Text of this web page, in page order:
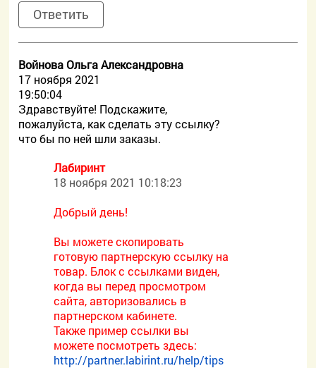
Ответить
Войнова Ольга Александровна
17 ноября 2021
19:50:04
Здравствуйте! Подскажите,
пожалуйста, как сделать эту ссылку?
что бы по ней шли заказы.
Лабиринт
18 ноября 2021 10:18:23
Добрый день!
Вы можете скопировать
готовую партнерскую ссылку на
товар. Блок с ссылками виден,
когда вы перед просмотром
сайта, авторизовались в
партнерском кабинете.
Также пример ссылки вы
можете посмотреть здесь:
http://partner.labirint.ru/help/tips